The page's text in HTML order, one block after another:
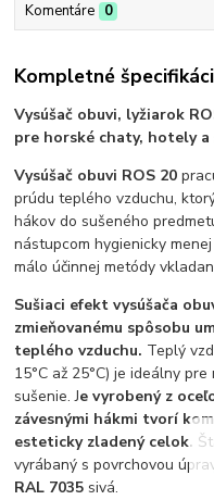
Komentáre 0
Kompletné
Vysúšač obuvi, lyžiarok
pre horské chaty, hotely
Vysúšač obuvi ROS 20
prúdu teplého vzduchu,
hákov do sušeného
nástupcom hygienicky
málo účinnej metódy
Sušiaci efekt vysúšača
zmieňovanému spôsobu
teplého vzduchu. Teplý
15°C až 25°C) je ideálny
sušenie. Je vyrobený z
závesnými hákmi tvorí
esteticky zladený celok.
vyrábaný s povrchovou
RAL 7035 sivá.